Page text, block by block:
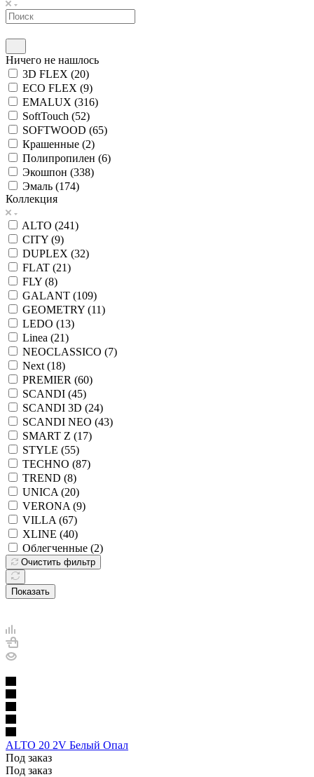
Ничего не нашлось
3D FLEX (20)
ECO FLEX (9)
EMALUX (316)
SoftTouch (52)
SOFTWOOD (65)
Крашенные (2)
Полипропилен (6)
Экошпон (338)
Эмаль (174)
Коллекция
ALTO (241)
CITY (9)
DUPLEX (32)
FLAT (21)
FLY (8)
GALANT (109)
GEOMETRY (11)
LEDO (13)
Linea (21)
NEOCLASSICO (7)
Next (18)
PREMIER (60)
SCANDI (45)
SCANDI 3D (24)
SCANDI NEO (43)
SMART Z (17)
STYLE (55)
TECHNO (87)
TREND (8)
UNICA (20)
VERONA (9)
VILLA (67)
XLINE (40)
Облегченные (2)
Очистить фильтр
Показать
ALTO 20 2V Белый Опал
Под заказ
Под заказ